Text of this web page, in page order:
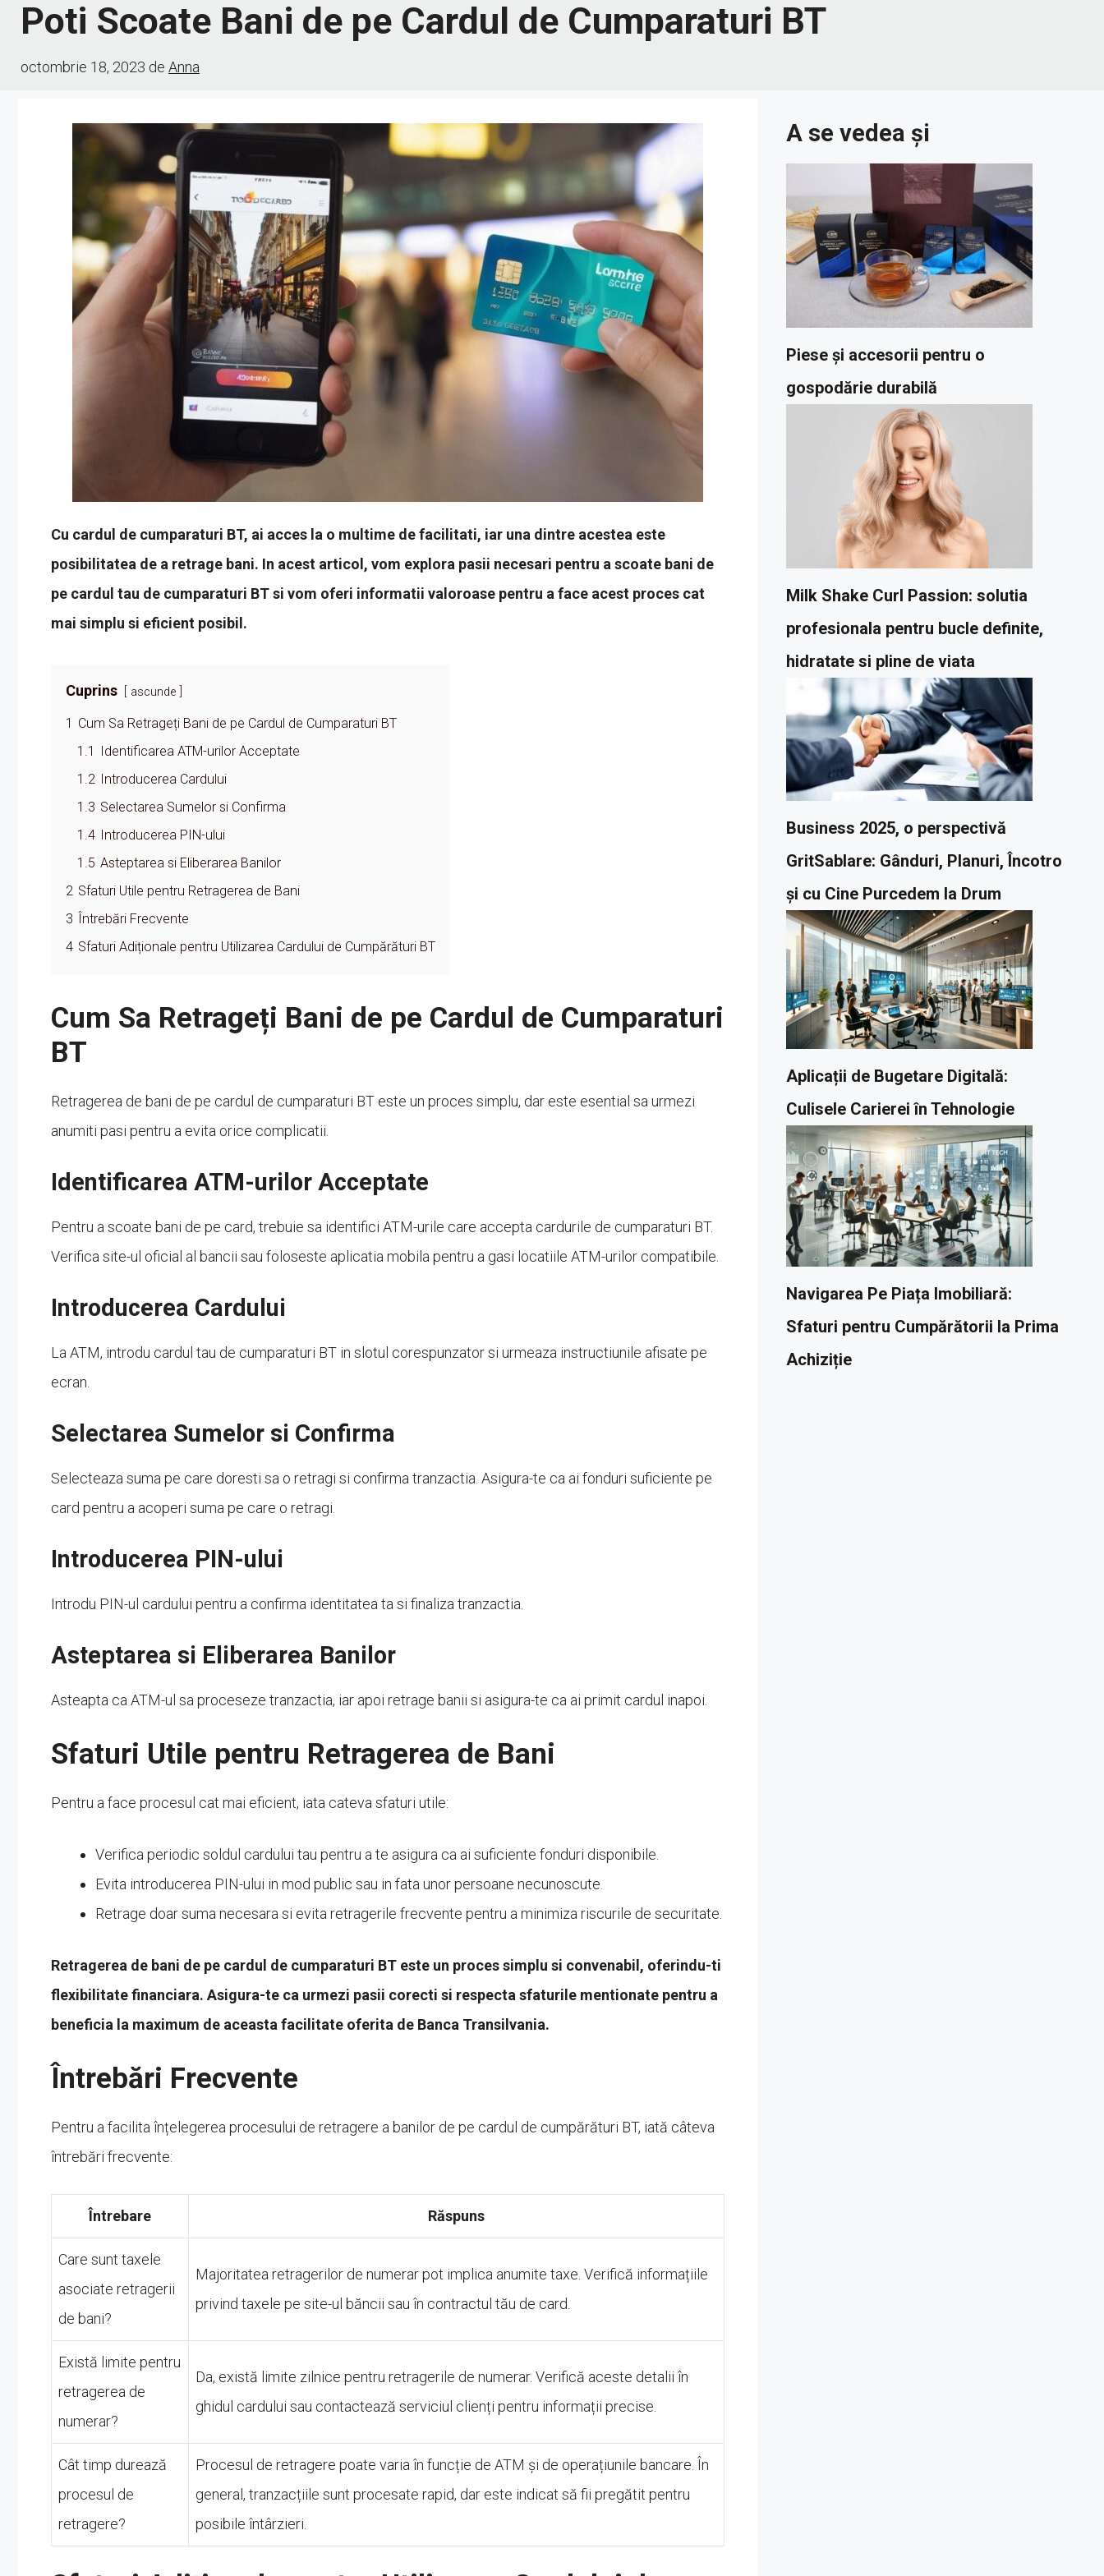
Poti Scoate Bani de pe Cardul de Cumparaturi BT
octombrie 18, 2023 de Anna
Cu cardul de cumparaturi BT, ai acces la o multime de facilitati, iar una dintre acestea este
posibilitatea de a retrage bani. In acest articol, vom explora pasii necesari pentru a scoate bani de
pe cardul tau de cumparaturi BT si vom oferi informatii valoroase pentru a face acest proces cat
mai simplu si eficient posibil.
Cuprins ascunde
1 Cum Sa Retrageți Bani de pe Cardul de Cumparaturi BT
1.1
Identificarea ATM-urilor Acceptate
1.2 Introducerea Cardului
1.3 Selectarea Sumelor si Confirma
1.4 Introducerea PIN-ului
1.5 Asteptarea si Eliberarea Banilor
2 Sfaturi Utile pentru Retragerea de Bani
3 Întrebări Frecvente
4 Sfaturi Adiționale pentru Utilizarea Cardului de Cumpărături BT
Cum Sa Retrageți Bani de pe Cardul de Cumparaturi
BT
Retragerea de bani de pe cardul de cumparaturi BT este un proces simplu, dar este esential sa urmezi
anumiti pasi pentru a evita orice complicatii.
Identificarea ATM-urilor Acceptate
Pentru a scoate bani de pe card, trebuie sa identifici ATM-urile care accepta cardurile de cumparaturi BT.
Verifica site-ul oficial al bancii sau foloseste aplicatia mobila pentru a gasi locatiile ATM-urilor compatibile.
Introducerea Cardului
La ATM, introdu cardul tau de cumparaturi BT in slotul corespunzator si urmeaza instructiunile afisate pe
ecran.
Selectarea Sumelor si Confirma
Selecteaza suma pe care doresti sa o retragi si confirma tranzactia. Asigura-te ca ai fonduri suficiente pe
card pentru a acoperi suma pe care o retragi.
Introducerea PIN-ului
Introdu PIN-ul cardului pentru a confirma identitatea ta si finaliza tranzactia.
Asteptarea si Eliberarea Banilor
Asteapta ca ATM-ul sa proceseze tranzactia, iar apoi retrage banii si asigura-te ca ai primit cardul inapoi.
Sfaturi Utile pentru Retragerea de Bani
Pentru a face procesul cat mai eficient, iata cateva sfaturi utile:
Verifica periodic soldul cardului tau pentru a te asigura ca ai suficiente fonduri disponibile.
Evita introducerea PIN-ului in mod public sau in fata unor persoane necunoscute.
Retrage doar suma necesara si evita retragerile frecvente pentru a minimiza riscurile de securitate.
Retragerea de bani de pe cardul de cumparaturi BT este un proces simplu si convenabil, oferindu-ti
flexibilitate financiara. Asigura-te ca urmezi pasii corecti si respecta sfaturile mentionate pentru a
beneficia la maximum de aceasta facilitate oferita de Banca Transilvania.
Întrebări Frecvente
Pentru a facilita înțelegerea procesului de retragere a banilor de pe cardul de cumpărături BT, iată câteva
întrebări frecvente:
Întrebare Răspuns
Care sunt taxele
asociate retragerii
de bani?
Majoritatea retragerilor de numerar pot implica anumite taxe. Verifică informațiile
privind taxele pe site-ul băncii sau în contractul tău de card.
Există limite pentru
retragerea de
numerar?
Da, există limite zilnice pentru retragerile de numerar. Verifică aceste detalii în
ghidul cardului sau contactează serviciul clienți pentru informații precise.
Cât timp durează
procesul de
retragere?
Procesul de retragere poate varia în funcție de ATM și de operațiunile bancare. În
general, tranzacțiile sunt procesate rapid, dar este indicat să fii pregătit pentru
posibile întârzieri.
A se vedea și
Piese și accesorii pentru o
gospodărie durabilă
Milk Shake Curl Passion: solutia
profesionala pentru bucle definite,
hidratate si pline de viata
Business 2025, o perspectivă
GritSablare: Gânduri, Planuri, Încotro
și cu Cine Purcedem la Drum
Aplicații de Bugetare Digitală:
Culisele Carierei în Tehnologie
Navigarea Pe Piața Imobiliară:
Sfaturi pentru Cumpărătorii la Prima
Achiziție